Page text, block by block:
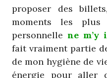
proposer des
moments les
personnelle ne m’y
fait vraiment partie
de mon hygiène de
énergie pour aller